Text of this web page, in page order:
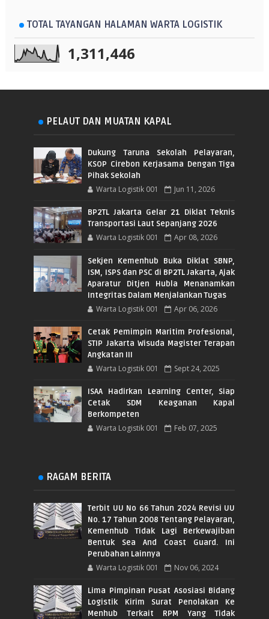
TOTAL TAYANGAN HALAMAN WARTA LOGISTIK
1,311,446
PELAUT DAN MUATAN KAPAL
Dukung Taruna Sekolah Pelayaran,
KSOP Cirebon Kerjasama Dengan Tiga
Pihak Sekolah
Warta Logistik 001 Jun 11, 2026
BP2TL Jakarta Gelar 21 Diklat Teknis
Transportasi Laut Sepanjang 2026
Warta Logistik 001 Apr 08, 2026
Sekjen Kemenhub Buka Diklat SBNP,
ISM, ISPS dan PSC di BP2TL Jakarta, Ajak
Aparatur Ditjen Hubla Menanamkan
Integritas Dalam Menjalankan Tugas
Warta Logistik 001 Apr 06, 2026
Cetak Pemimpin Maritim Profesional,
STIP Jakarta Wisuda Magister Terapan
Angkatan III
Warta Logistik 001 Sept 24, 2025
ISAA Hadirkan Learning Center, Siap
Cetak SDM Keaganan Kapal
Berkompeten
Warta Logistik 001 Feb 07, 2025
RAGAM BERITA
Terbit UU No 66 Tahun 2024 Revisi UU
No. 17 Tahun 2008 Tentang Pelayaran,
Kemenhub Tidak Lagi Berkewajiban
Bentuk Sea And Coast Guard. Ini
Perubahan Lainnya
Warta Logistik 001 Nov 06, 2024
Lima Pimpinan Pusat Asosiasi Bidang
Logistik Kirim Surat Penolakan Ke
Menhub Terkait RPM Yang Tidak